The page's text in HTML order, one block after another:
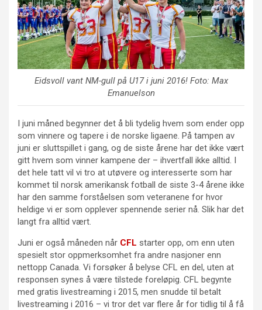
Eidsvoll vant NM-gull på U17 i juni 2016! Foto: Max
Emanuelson
I juni måned begynner det å bli tydelig hvem som ender opp
som vinnere og tapere i de norske ligaene. På tampen av
juni er sluttspillet i gang, og de siste årene har det ikke vært
gitt hvem som vinner kampene der – ihvertfall ikke alltid. I
det hele tatt vil vi tro at utøvere og interesserte som har
kommet til norsk amerikansk fotball de siste 3-4 årene ikke
har den samme forståelsen som veteranene for hvor
heldige vi er som opplever spennende serier nå. Slik har det
langt fra alltid vært.
Juni er også måneden når CFL starter opp, om enn uten
spesielt stor oppmerksomhet fra andre nasjoner enn
nettopp Canada. Vi forsøker å belyse CFL en del, uten at
responsen synes å være tilstede foreløpig. CFL begynte
med gratis livestreaming i 2015, men snudde til betalt
livestreaming i 2016 – vi tror det var flere år for tidlig til å få